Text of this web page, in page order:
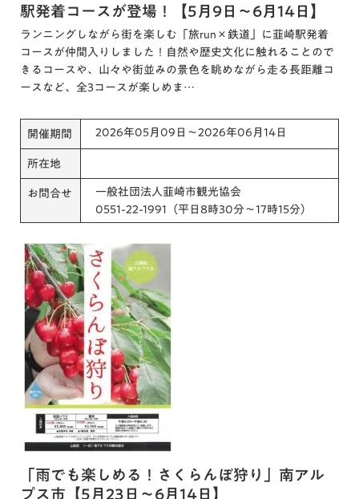
駅発着コースが登場！【5月9日～6月14日】
ランニングしながら街を楽しむ「旅run×鉄道」に韮崎駅発着
コースが仲間入りしました！自然や歴史文化に触れることので
きるコースや、山々や街並みの景色を眺めながら走る長距離コ
ースなど、全3コースが楽しめま…
開催期間 2026年05月09日～2026年06月14日
所在地
お問合せ
一般社団法人韮崎市観光協会
0551-22-1991（平日8時30分～17時15分）
「雨でも楽しめる！さくらんぼ狩り」南アル
プス市【5月23日～6月14日】